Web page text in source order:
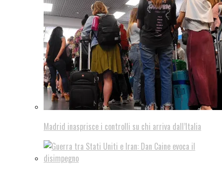
Madrid inasprisce i controlli su chi arriva dall’Italia